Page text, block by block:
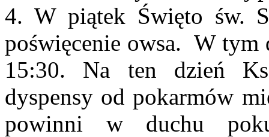
4. W piątek Święto św.
poświęcenie owsa. W tym
15:30. Na ten dzień
dyspensy od pokarmów
powinni w duchu